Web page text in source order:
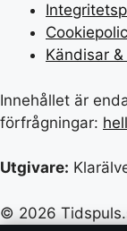
Kändisar
Innehållet är
förfrågningar:
Utgivare:
© 2026